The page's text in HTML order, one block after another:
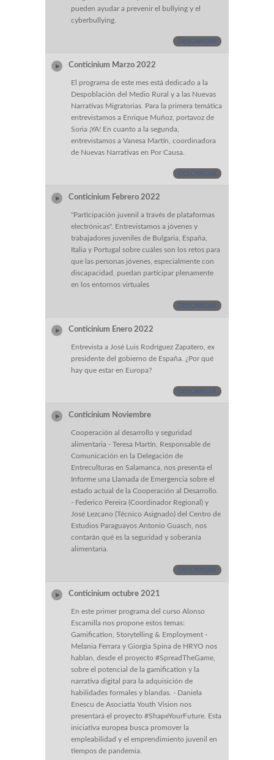
pueden ayudar a prevenir el bullying y el
cyberbullying.
DESCARGAR
Conticinium Marzo 2022
El programa de este mes está dedicado a la
Despoblación del Medio Rural y a las Nuevas
Narrativas Migratorias. Para la primera temática
entrevistamos a Enrique Muñoz, portavoz de
Soria ¡YA! En cuanto a la segunda,
entrevistamos a Vanesa Martín, coordinadora
de Nuevas Narrativas en Por Causa.
DESCARGAR
Conticinium Febrero 2022
"Participación juvenil a través de plataformas
electrónicas". Entrevistamos a jóvenes y
trabajadores juveniles de Bulgaria, España,
Italia y Portugal sobre cuáles son los retos para
que las personas jóvenes, especialmente con
discapacidad, puedan participar plenamente
en los entornos virtuales
DESCARGAR
Conticinium Enero 2022
Entrevista a José Luis Rodríguez Zapatero, ex
presidente del gobierno de España. ¿Por qué
hay que estar en Europa?
DESCARGAR
Conticinium Noviembre
Cooperación al desarrollo y seguridad
alimentaria - Teresa Martín, Responsable de
Comunicación en la Delegación de
Entreculturas en Salamanca, nos presenta el
Informe una Llamada de Emergencia sobre el
estado actual de la Cooperación al Desarrollo.
- Federico Pereira (Coordinador Regional) y
José Lezcano (Técnico Asignado) del Centro de
Estudios Paraguayos Antonio Guasch, nos
contarán qué es la seguridad y soberanía
alimentaria.
DESCARGAR
Conticinium octubre 2021
En este primer programa del curso Alonso
Escamilla nos propone estos temas:
Gamification, Storytelling & Employment -
Melania Ferrara y Giorgia Spina de HRYO nos
hablan, desde el proyecto #SpreadTheGame,
sobre el potencial de la gamification y la
narrativa digital para la adquisición de
habilidades formales y blandas. - Daniela
Enescu de Asociatia Youth Vision nos
presentará el proyecto #ShapeYourFuture. Esta
iniciativa europea busca promover la
empleabilidad y el emprendimiento juvenil en
tiempos de pandemia.